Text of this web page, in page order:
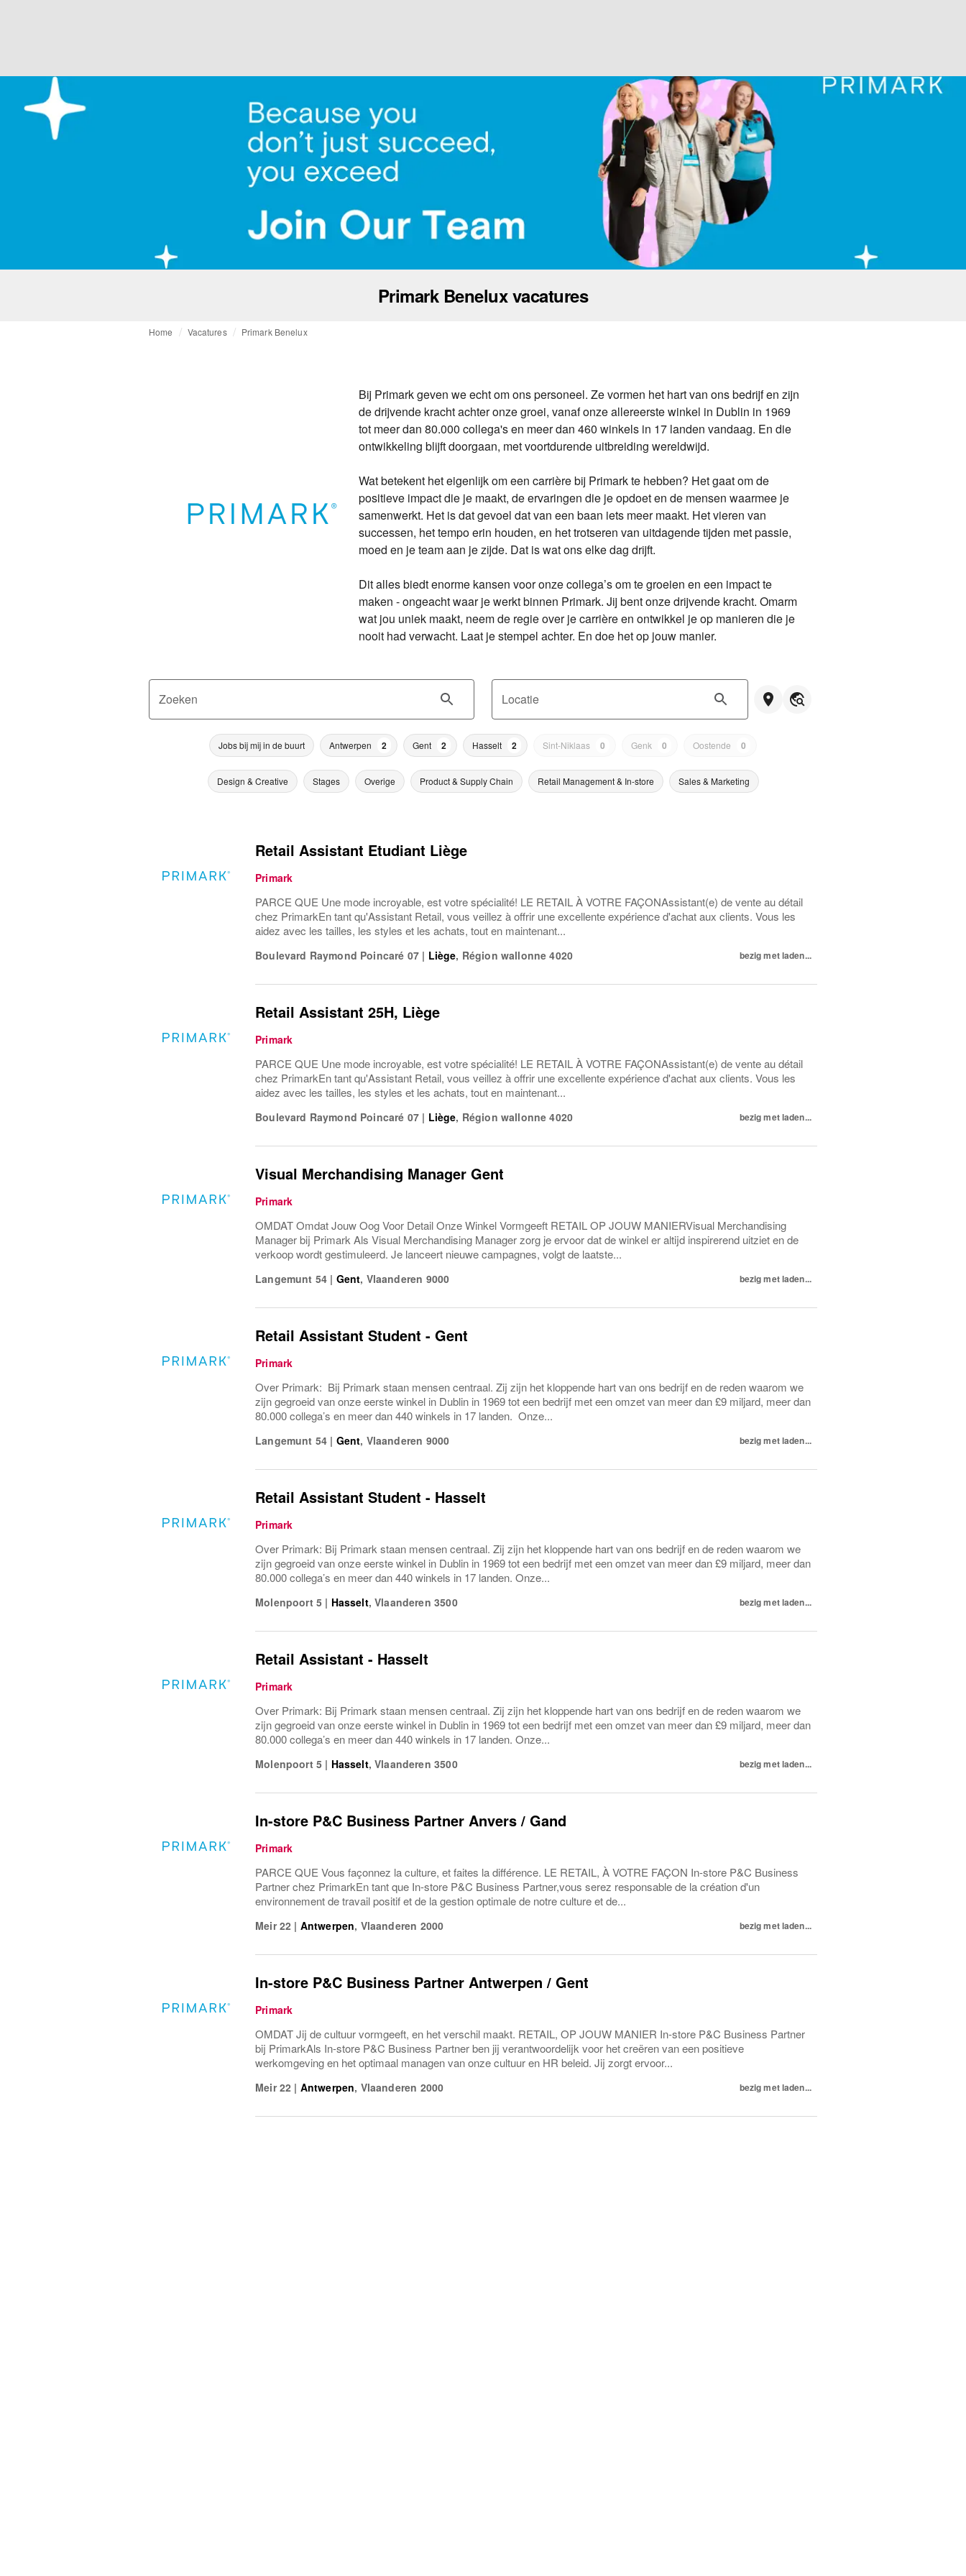
Primark Benelux vacatures
Home Vacatures Primark Benelux
Bij Primark geven we echt om ons personeel. Ze vormen het hart van ons bedrijf en zijn
de drijvende kracht achter onze groei, vanaf onze allereerste winkel in Dublin in 1969
tot meer dan 80.000 collega's en meer dan 460 winkels in 17 landen vandaag. En die
ontwikkeling blijft doorgaan, met voortdurende uitbreiding wereldwijd.
Wat betekent het eigenlijk om een carrière bij Primark te hebben? Het gaat om de
positieve impact die je maakt, de ervaringen die je opdoet en de mensen waarmee je
samenwerkt. Het is dat gevoel dat van een baan iets meer maakt. Het vieren van
successen, het tempo erin houden, en het trotseren van uitdagende tijden met passie,
moed en je team aan je zijde. Dat is wat ons elke dag drijft.
Dit alles biedt enorme kansen voor onze collega’s om te groeien en een impact te
maken - ongeacht waar je werkt binnen Primark. Jij bent onze drijvende kracht. Omarm
wat jou uniek maakt, neem de regie over je carrière en ontwikkel je op manieren die je
nooit had verwacht. Laat je stempel achter. En doe het op jouw manier.
Zoeken Locatie
Jobs bij mij in de buurt Antwerpen 2 Gent 2 Hasselt 2 Sint-Niklaas 0 Genk 0 Oostende 0
Design & Creative Stages Overige Product & Supply Chain Retail Management & In-store Sales & Marketing
Retail Assistant Etudiant Liège
Primark
PARCE QUE Une mode incroyable, est votre spécialité! LE RETAIL À VOTRE FAÇONAssistant(e) de vente au détail
chez PrimarkEn tant qu'Assistant Retail, vous veillez à offrir une excellente expérience d'achat aux clients. Vous les
aidez avec les tailles, les styles et les achats, tout en maintenant...
Boulevard Raymond Poincaré 07 | Liège, Région wallonne 4020 bezig met laden...
Retail Assistant 25H, Liège
Primark
PARCE QUE Une mode incroyable, est votre spécialité! LE RETAIL À VOTRE FAÇONAssistant(e) de vente au détail
chez PrimarkEn tant qu'Assistant Retail, vous veillez à offrir une excellente expérience d'achat aux clients. Vous les
aidez avec les tailles, les styles et les achats, tout en maintenant...
Boulevard Raymond Poincaré 07 | Liège, Région wallonne 4020 bezig met laden...
Visual Merchandising Manager Gent
Primark
OMDAT Omdat Jouw Oog Voor Detail Onze Winkel Vormgeeft RETAIL OP JOUW MANIERVisual Merchandising
Manager bij Primark Als Visual Merchandising Manager zorg je ervoor dat de winkel er altijd inspirerend uitziet en de
verkoop wordt gestimuleerd. Je lanceert nieuwe campagnes, volgt de laatste...
Langemunt 54 | Gent, Vlaanderen 9000 bezig met laden...
Retail Assistant Student - Gent
Primark
Over Primark: Bij Primark staan mensen centraal. Zij zijn het kloppende hart van ons bedrijf en de reden waarom we
zijn gegroeid van onze eerste winkel in Dublin in 1969 tot een bedrijf met een omzet van meer dan £9 miljard, meer dan
80.000 collega’s en meer dan 440 winkels in 17 landen. Onze...
Langemunt 54 | Gent, Vlaanderen 9000 bezig met laden...
Retail Assistant Student - Hasselt
Primark
Over Primark: Bij Primark staan mensen centraal. Zij zijn het kloppende hart van ons bedrijf en de reden waarom we
zijn gegroeid van onze eerste winkel in Dublin in 1969 tot een bedrijf met een omzet van meer dan £9 miljard, meer dan
80.000 collega’s en meer dan 440 winkels in 17 landen. Onze...
Molenpoort 5 | Hasselt,Vlaanderen 3500 bezig met laden...
Retail Assistant - Hasselt
Primark
Over Primark: Bij Primark staan mensen centraal. Zij zijn het kloppende hart van ons bedrijf en de reden waarom we
zijn gegroeid van onze eerste winkel in Dublin in 1969 tot een bedrijf met een omzet van meer dan £9 miljard, meer dan
80.000 collega’s en meer dan 440 winkels in 17 landen. Onze...
Molenpoort 5 | Hasselt,Vlaanderen 3500 bezig met laden...
In-store P&C Business Partner Anvers / Gand
Primark
PARCE QUE Vous façonnez la culture, et faites la différence. LE RETAIL, À VOTRE FAÇON In-store P&C Business
Partner chez PrimarkEn tant que In-store P&C Business Partner,vous serez responsable de la création d'un
environnement de travail positif et de la gestion optimale de notre culture et de...
Meir 22 | Antwerpen, Vlaanderen 2000 bezig met laden...
In-store P&C Business Partner Antwerpen / Gent
Primark
OMDAT Jij de cultuur vormgeeft, en het verschil maakt. RETAIL, OP JOUW MANIER In-store P&C Business Partner
bij PrimarkAls In-store P&C Business Partner ben jij verantwoordelijk voor het creëren van een positieve
werkomgeving en het optimaal managen van onze cultuur en HR beleid. Jij zorgt ervoor...
Meir 22 | Antwerpen, Vlaanderen 2000 bezig met laden...